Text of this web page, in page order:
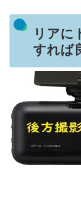
リアに
すれば